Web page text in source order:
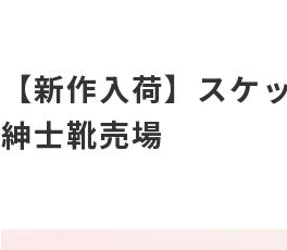
【新作入荷】ス
紳士靴売場